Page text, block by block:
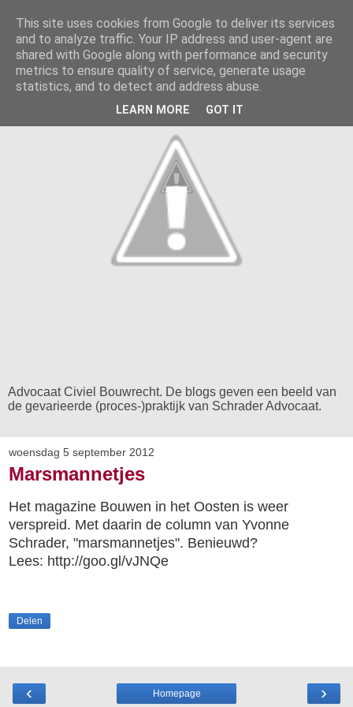
Advocaat Civiel Bouwrecht. De blogs geven een beeld van
de gevarieerde (proces-)praktijk van Schrader Advocaat.
woensdag 5 september 2012
Marsmannetjes
Het magazine Bouwen in het Oosten is weer
verspreid. Met daarin de column van Yvonne
Schrader, "marsmannetjes". Benieuwd?
Lees: http://goo.gl/vJNQe
Delen
‹ ›
Homepage
This site uses cookies from Google to deliver its services
and to analyze traffic. Your IP address and user-agent are
shared with Google along with performance and security
metrics to ensure quality of service, generate usage
statistics, and to detect and address abuse.
LEARN MORE GOT IT